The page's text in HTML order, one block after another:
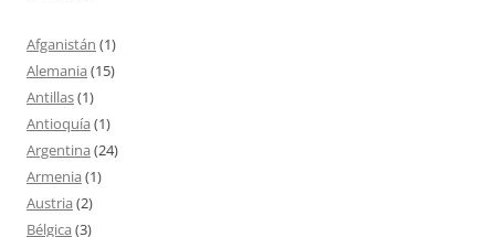
Afganistán (1)
Alemania (15)
Antillas(1)
Antioquía (1)
Argentina (24)
Armenia (1)
Austria (2)
Bélgica (3)